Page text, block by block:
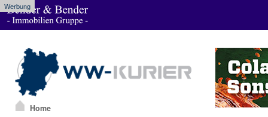
Werbung
Home